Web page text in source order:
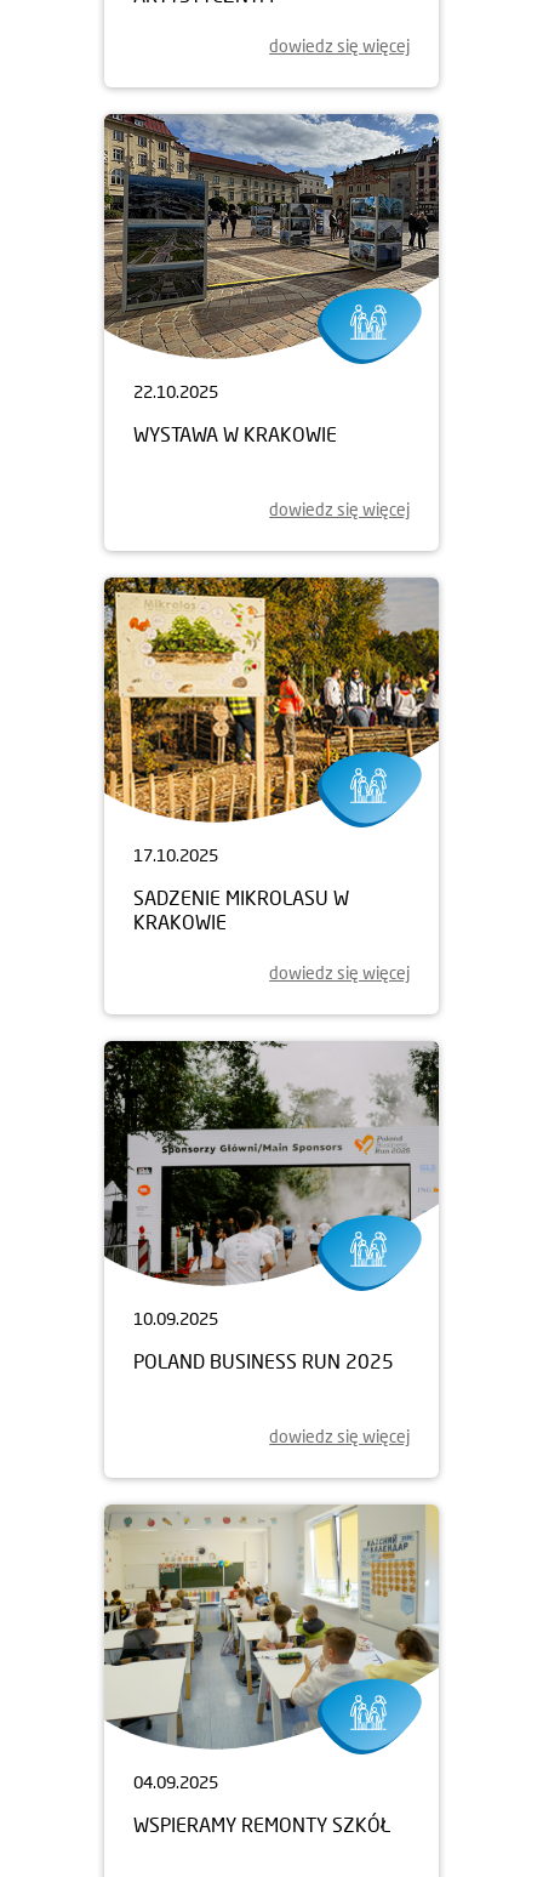
dowiedz się więcej
22.10.2025
WYSTAWA W KRAKOWIE
dowiedz się więcej
17.10.2025
SADZENIE MIKROLASU W
KRAKOWIE
dowiedz się więcej
10.09.2025
POLAND BUSINESS RUN 2025
dowiedz się więcej
04.09.2025
WSPIERAMY REMONTY SZKÓŁ